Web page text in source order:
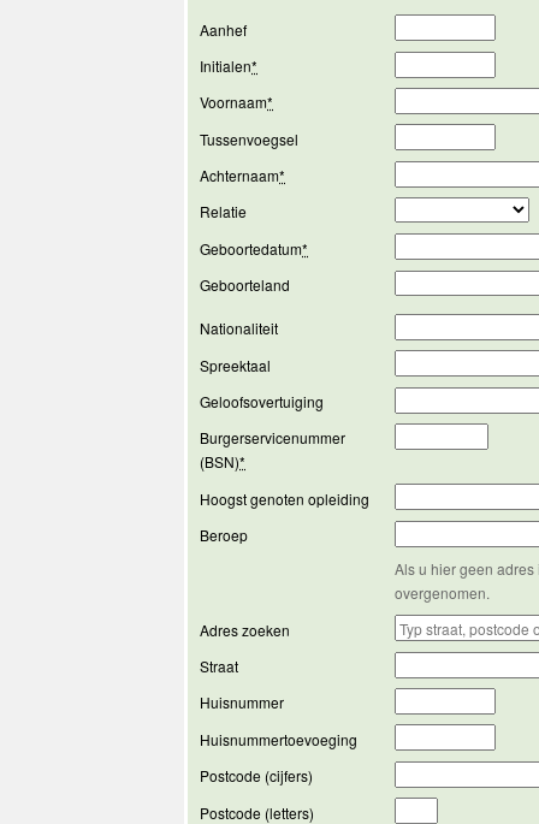
Aanhef
Initialen*
Voornaam*
Tussenvoegsel
Achternaam*
Relatie
Geboortedatum*
Geboorteland
Nationaliteit
Spreektaal
Geloofsovertuiging
Burgerservicenummer
(BSN)*
Hoogst genoten opleiding
Beroep
Als u hier geen
overgenomen.
Adres zoeken
Straat
Huisnummer
Huisnummertoevoeging
Postcode (cijfers)
Postcode (letters)